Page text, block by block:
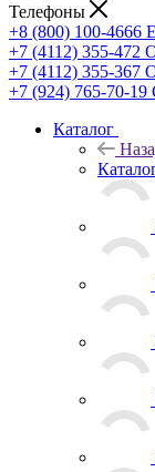
Телефоны
+8 (800) 100-4666
+7 (4112) 355-472
+7 (4112) 355-367
+7 (924) 765-70-19
Каталог